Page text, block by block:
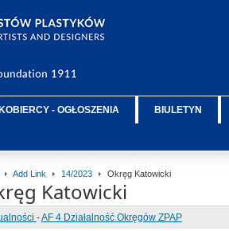
- OGŁOSZENIA BIULETYN
Add Link 14/2023 Okręg Katowicki
Katowicki
-AF 4 Działalność Okręgów ZPAP